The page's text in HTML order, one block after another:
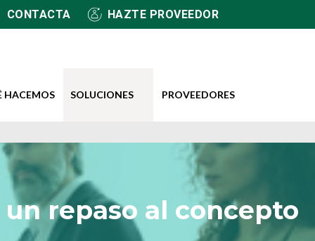
CONTACTA HAZTE PROVEEDOR
HACEMOS SOLUCIONES PROVEEDORES
repaso al concepto